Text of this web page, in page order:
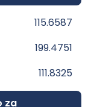
115.6587
199.4751
111.8325
za